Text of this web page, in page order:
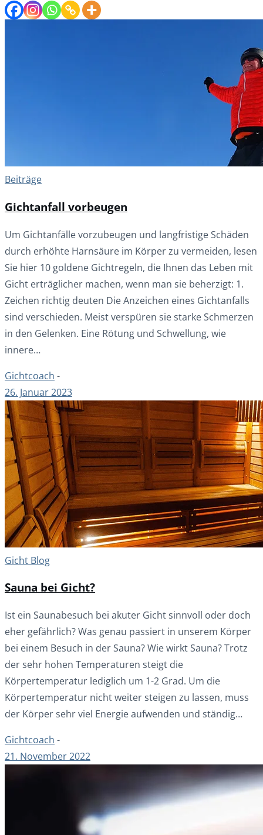
Beiträge
Gichtanfall vorbeugen
Um Gichtanfälle vorzubeugen und langfristige Schäden
durch erhöhte Harnsäure im Körper zu vermeiden, lesen
Sie hier 10 goldene Gichtregeln, die Ihnen das Leben mit
Gicht erträglicher machen, wenn man sie beherzigt: 1.
Zeichen richtig deuten Die Anzeichen eines Gichtanfalls
sind verschieden. Meist verspüren sie starke Schmerzen
in den Gelenken. Eine Rötung und Schwellung, wie
innere…
Gichtcoach -
26. Januar 2023
Gicht Blog
Sauna bei Gicht?
Ist ein Saunabesuch bei akuter Gicht sinnvoll oder doch
eher gefährlich? Was genau passiert in unserem Körper
bei einem Besuch in der Sauna? Wie wirkt Sauna? Trotz
der sehr hohen Temperaturen steigt die
Körpertemperatur lediglich um 1-2 Grad. Um die
Körpertemperatur nicht weiter steigen zu lassen, muss
der Körper sehr viel Energie aufwenden und ständig…
Gichtcoach -
21. November 2022